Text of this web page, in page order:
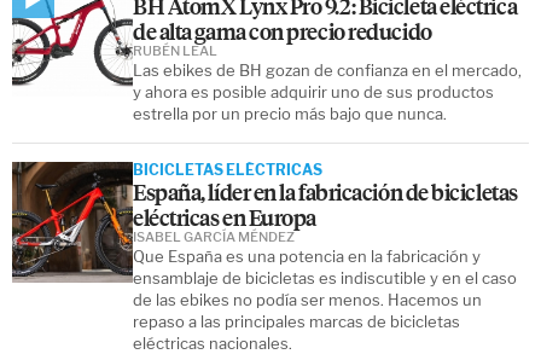
de alta gama con precio reducido
Las ebikes de BH gozan de confianza en el mercado,
y ahora es posible adquirir uno de sus productos
estrella por un precio más bajo que nunca.
RUBÉN LEAL
BICICLETAS ELÉCTRICAS
España, líder en la fabricación de bicicletas
eléctricas en Europa
Que España es una potencia en la fabricación y
ensamblaje de bicicletas es indiscutible y en el caso
de las ebikes no podía ser menos. Hacemos un
repaso a las principales marcas de bicicletas
eléctricas nacionales.
ISABEL GARCÍA MÉNDEZ